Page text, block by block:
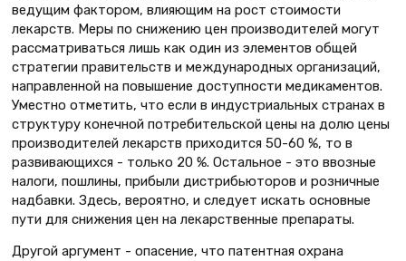
ведущим фактором, влияющим на рост стоимости
лекарств. Меры по снижению цен производителей могут
рассматриваться лишь как один из элементов общей
стратегии правительств и международных организаций,
направленной на повышение доступности медикаментов.
Уместно отметить, что если в индустриальных странах в
структуру конечной потребительской цены на долю цены
производителей лекарств приходится 50-60 %, то в
развивающихся - только 20 %. Остальное - это ввозные
налоги, пошлины, прибыли дистрибьюторов и розничные
надбавки. Здесь, вероятно, и следует искать основные
пути для снижения цен на лекарственные препараты.
Другой аргумент - опасение, что патентная охрана